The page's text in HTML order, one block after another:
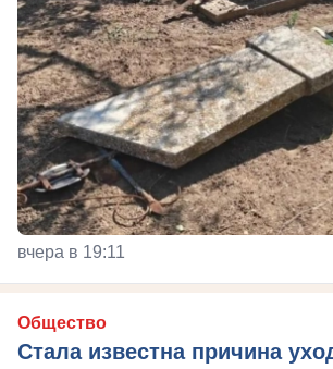
вчера в 19:11
Общество
Стала известна причина